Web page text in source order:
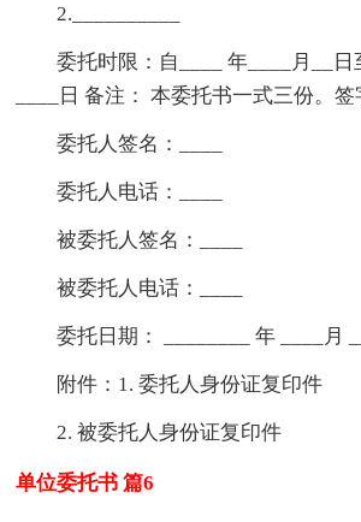
2.__________
委托时限：自____ 年____月__日
____日 备注： 本委托书一式三份。签
委托人签名：____
委托人电话：____
被委托人签名：____
被委托人电话：____
委托日期： ________ 年 ____月
附件：1. 委托人身份证复印件
2. 被委托人身份证复印件
单位委托书 篇6